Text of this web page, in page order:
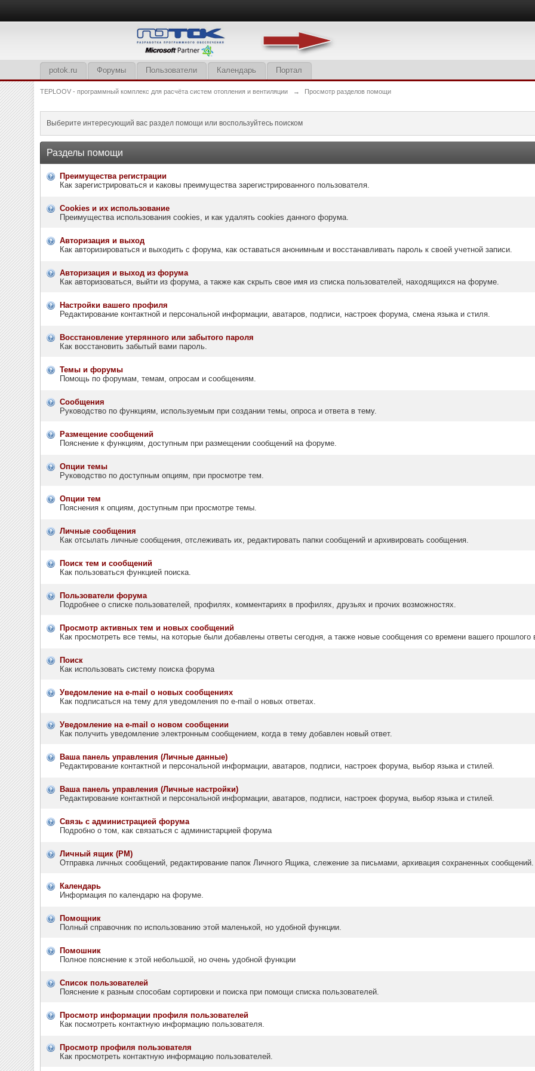
potok.ru Форумы Пользователи Календарь Портал
TEPLOOV - программный комплекс для расчёта систем отопления и вентиляции → Просмотр разделов помощи
Выберите интересующий вас раздел помощи или воспользуйтесь поиском
Разделы помощи
Преимущества регистрации
Как зарегистрироваться и каковы преимущества зарегистрированного пользователя.
Cookies и их использование
Преимущества использования cookies, и как удалять cookies данного форума.
Авторизация и выход
Как авторизироваться и выходить с форума, как оставаться анонимным и восстанавливать пароль к своей учетной записи.
Авторизация и выход из форума
Как авторизоваться, выйти из форума, а также как скрыть свое имя из списка пользователей, находящихся на форуме.
Настройки вашего профиля
Редактирование контактной и персональной информации, аватаров, подписи, настроек форума, смена языка и стиля.
Восстановление утерянного или забытого пароля
Как восстановить забытый вами пароль.
Темы и форумы
Помощь по форумам, темам, опросам и сообщениям.
Сообщения
Руководство по функциям, используемым при создании темы, опроса и ответа в тему.
Размещение сообщений
Пояснение к функциям, доступным при размещении сообщений на форуме.
Опции темы
Руководство по доступным опциям, при просмотре тем.
Опции тем
Пояснения к опциям, доступным при просмотре темы.
Личные сообщения
Как отсылать личные сообщения, отслеживать их, редактировать папки сообщений и архивировать сообщения.
Поиск тем и сообщений
Как пользоваться функцией поиска.
Пользователи форума
Подробнее о списке пользователей, профилях, комментариях в профилях, друзьях и прочих возможностях.
Просмотр активных тем и новых сообщений
Как просмотреть все темы, на которые были добавлены ответы сегодня, а также новые сообщения со времени вашего прошлого
Поиск
Как использовать систему поиска форума
Уведомление на e-mail о новых сообщениях
Как подписаться на тему для уведомления по e-mail о новых ответах.
Уведомление на е-mail о новом сообщении
Как получить уведомление электронным сообщением, когда в тему добавлен новый ответ.
Ваша панель управления (Личные данные)
Редактирование контактной и персональной информации, аватаров, подписи, настроек форума, выбор языка и стилей.
Ваша панель управления (Личные настройки)
Редактирование контактной и персональной информации, аватаров, подписи, настроек форума, выбор языка и стилей.
Связь с администрацией форума
Подробно о том, как связаться с администарцией форума
Личный ящик (PM)
Отправка личных сообщений, редактирование папок Личного Ящика, слежение за письмами, архивация сохраненных сообщений.
Календарь
Информация по календарю на форуме.
Помощник
Полный справочник по использованию этой маленькой, но удобной функции.
Помошник
Полное пояснение к этой небольшой, но очень удобной функции
Список пользователей
Пояснение к разным способам сортировки и поиска при помощи списка пользователей.
Просмотр информации профиля пользователей
Как посмотреть контактную информацию пользователя.
Просмотр профиля пользователя
Как просмотреть контактную информацию пользователей.